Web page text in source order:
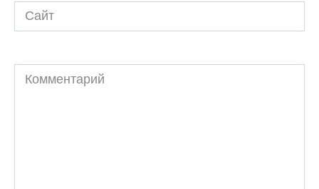
Сайт
Комментарий